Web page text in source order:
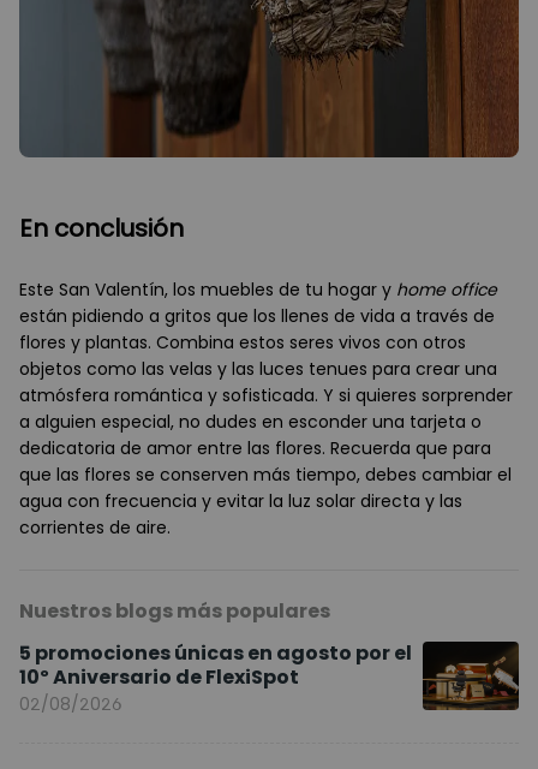
En conclusión
Este San Valentín, los muebles de tu hogar y home office
están pidiendo a gritos que los llenes de vida a través de
flores y plantas. Combina estos seres vivos con otros
objetos como las velas y las luces tenues para crear una
atmósfera romántica y sofisticada. Y si quieres sorprender
a alguien especial, no dudes en esconder una tarjeta o
dedicatoria de amor entre las flores. Recuerda que para
que las flores se conserven más tiempo, debes cambiar el
agua con frecuencia y evitar la luz solar directa y las
corrientes de aire.
Nuestros blogs más populares
5 promociones únicas en agosto por el
10º Aniversario de FlexiSpot
02/08/2026